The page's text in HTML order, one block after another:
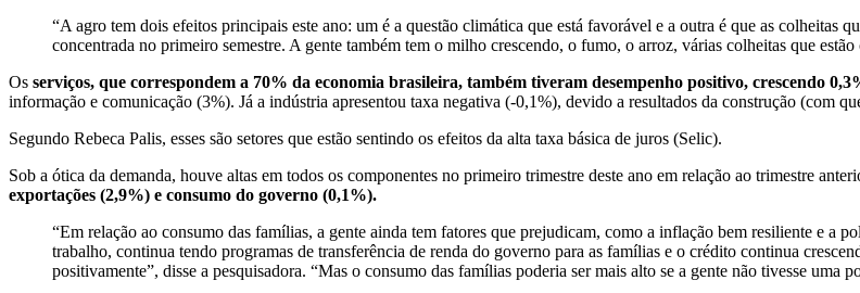
“A agro tem dois efeitos principais este ano: um é a questão climática que está favorável e a outra é que as colheitas
concentrada no primeiro semestre. A gente também tem o milho crescendo, o fumo, o arroz, várias colheitas que
Os serviços, que correspondem a 70% da economia brasileira, também tiveram desempenho positivo, crescendo
informação e comunicação (3%). Já a indústria apresentou taxa negativa (-0,1%), devido a resultados da construção (com
Segundo Rebeca Palis, esses são setores que estão sentindo os efeitos da alta taxa básica de juros (Selic).
Sob a ótica da demanda, houve altas em todos os componentes no primeiro trimestre deste ano em relação ao trimestre
exportações (2,9%) e consumo do governo (0,1%).
“Em relação ao consumo das famílias, a gente ainda tem fatores que prejudicam, como a inflação bem resiliente e a
trabalho, continua tendo programas de transferência de renda do governo para as famílias e o crédito continua
positivamente”, disse a pesquisadora. “Mas o consumo das famílias poderia ser mais alto se a gente não tivesse uma